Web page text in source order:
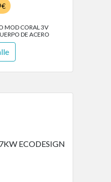
MOD CORAL 3V
DE ACERO